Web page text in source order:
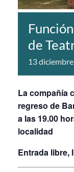
de
13
La compañía
regreso de
a las 19.00
localidad
Entrada libre,